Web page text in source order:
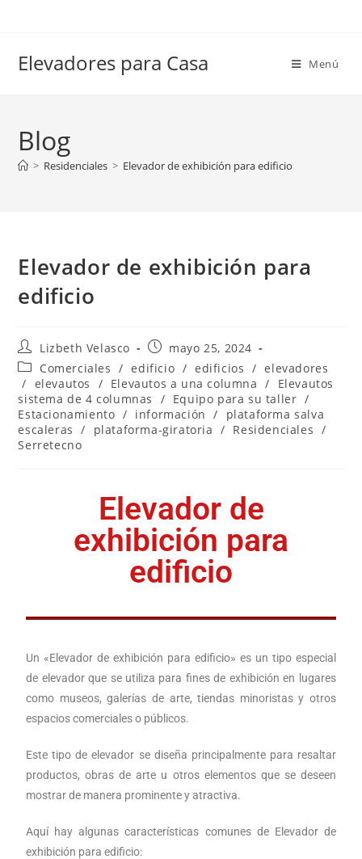
Elevadores para Casa Menú
Blog
> Residenciales > Elevador de exhibición para edificio
Elevador de exhibición para
edificio
Lizbeth Velasco
mayo 25, 2024
Comerciales / edificio / edificios / elevadores
/ elevautos / Elevautos a una columna /
Elevautos
sistema de 4 columnas
/ Equipo para su taller /
Estacionamiento / información /
plataforma salva
escaleras
/ plataforma-giratoria / Residenciales /
Serretecno
Elevador de
exhibición para
edificio
Un «Elevador de exhibición para edificio» es un tipo especial
de elevador que se utiliza para fines de exhibición en lugares
como museos, galerías de arte, tiendas minoristas y otros
espacios comerciales o públicos.
Este tipo de elevador se diseña principalmente para resaltar
productos, obras de arte u otros elementos que se deseen
mostrar de manera prominente y atractiva.
Aquí hay algunas características comunes de Elevador de
exhibición para edificio: